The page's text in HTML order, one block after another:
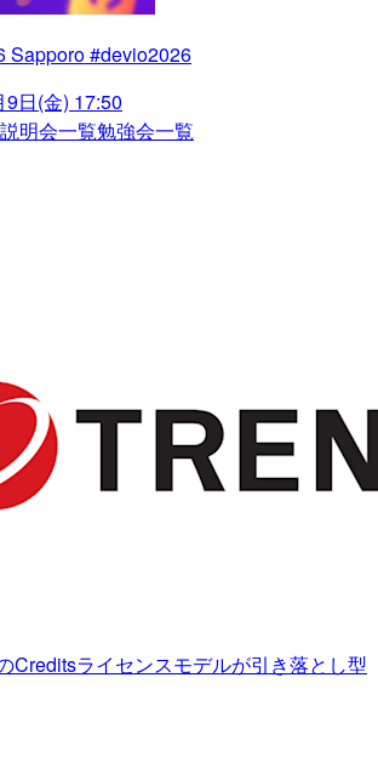
Sapporo #devio2026
日(金) 17:50
明会一覧勉強会一覧
Creditsライセンスモデルが引き落とし型